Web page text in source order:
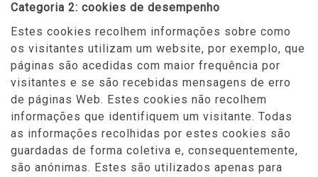
Categoria 2: cookies de desempenho
Estes cookies recolhem informações sobre como
os visitantes utilizam um website, por exemplo, que
páginas são acedidas com maior frequência por
visitantes e se são recebidas mensagens de erro
de páginas Web. Estes cookies não recolhem
informações que identifiquem um visitante. Todas
as informações recolhidas por estes cookies são
guardadas de forma coletiva e, consequentemente,
são anónimas. Estes são utilizados apenas para